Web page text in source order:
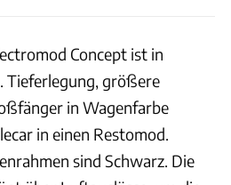
Concept ist in
Tieferlegung, größere
in Wagenfarbe
in einen Restomod.
sind Schwarz. Die